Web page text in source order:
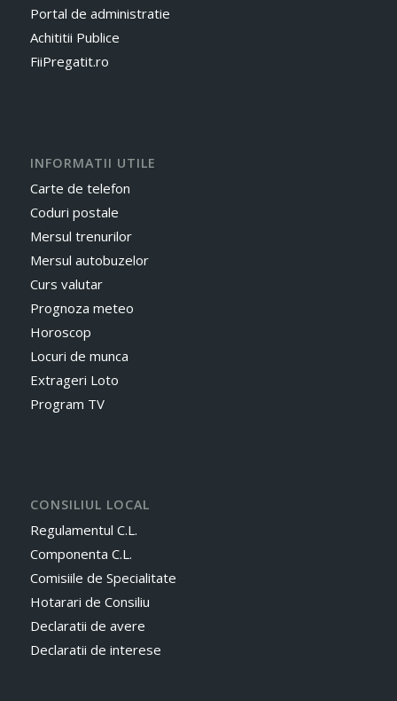
Portal de administratie
Achititii Publice
FiiPregatit.ro
INFORMATII UTILE
Carte de telefon
Coduri postale
Mersul trenurilor
Mersul autobuzelor
Curs valutar
Prognoza meteo
Horoscop
Locuri de munca
Extrageri Loto
Program TV
CONSILIUL LOCAL
Regulamentul C.L.
Componenta C.L.
Comisiile de Specialitate
Hotarari de Consiliu
Declaratii de avere
Declaratii de interese